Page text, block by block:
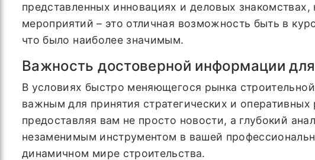
представленных инновациях и деловых
мероприятий – это отличная возможность быть в
что было наиболее значимым.
Важность достоверной информации
В условиях быстро меняющегося рынка
важным для принятия стратегических и
предоставляя вам не просто новости, а глубокий
незаменимым инструментом в вашей
динамичном мире строительства.